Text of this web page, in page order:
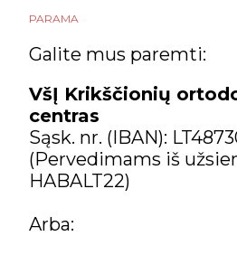
PARAMA
Galite mus paremti:
VšĮ Krikščionių
centras
Sąsk. nr. (IBAN):
(Pervedimams iš
HABALT22)
Arba: